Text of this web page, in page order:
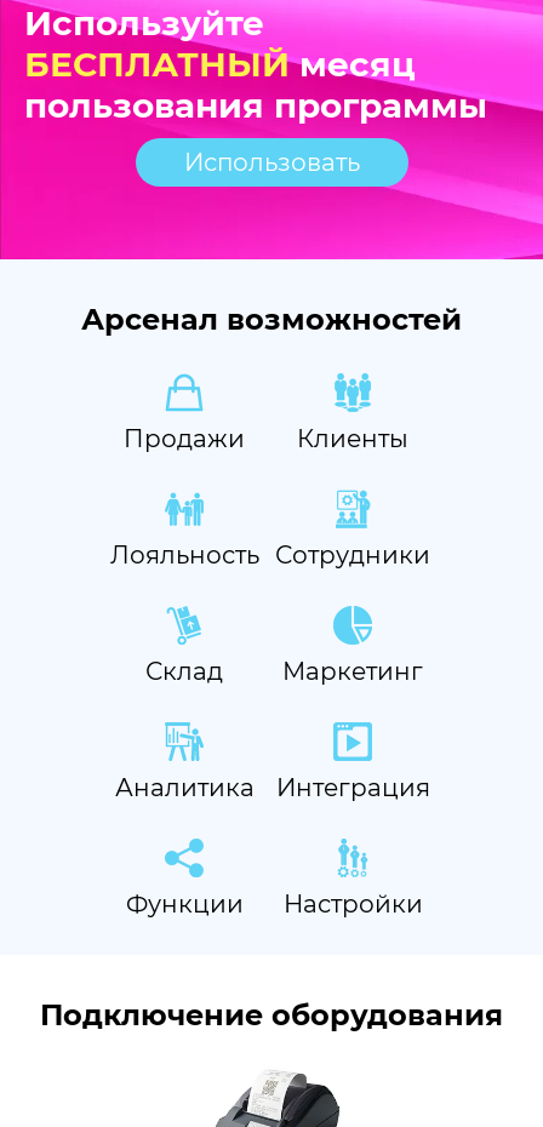
Используйте
БЕСПЛАТНЫЙмесяц
пользования программы
Использовать
Арсенал возможностей
Продажи Клиенты
Лояльность Сотрудники
Склад Маркетинг
Аналитика Интеграция
Функции Настройки
Подключение оборудования